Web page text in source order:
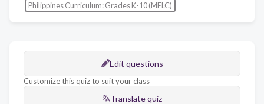
Philippines Curriculum: Grades K-10 (MELC)
Edit questions
Customize this quiz to suit your class
Translate quiz